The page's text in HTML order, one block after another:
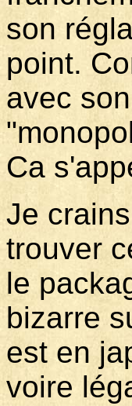
son
point.
avec
Ca
Je
trouver
le
bizarre
est en
voire